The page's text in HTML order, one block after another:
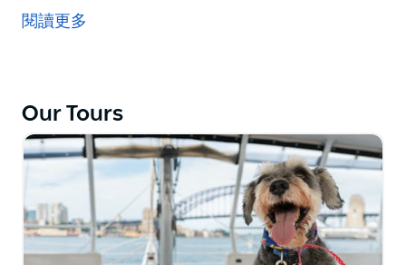
的親密巡遊，在黃昏時分欣賞雪梨最美的風景。最大載客
量為 40-45 人，您可以從室內和室外景觀區 360° 不間斷
船，具有錯層設計和巨大的甲板空間，可以欣賞到悉尼海
港大橋、歌劇院、月神公園、巴蘭加魯、達令港和其他地
點等眾多風景如畫、寧靜祥和的景色，還可為您提供拍照
機會。船上提供小食拼盤和免費飲料，並設有持牌酒吧，
您可以在海港巡遊時享用更多飲品。
金色光芒日落海港巡遊非常適合家人、朋友和遊客在夕陽
西下、城市燈火通明的夜晚，盡情欣賞悉尼及其美麗的海
閱讀更多
Our Tours